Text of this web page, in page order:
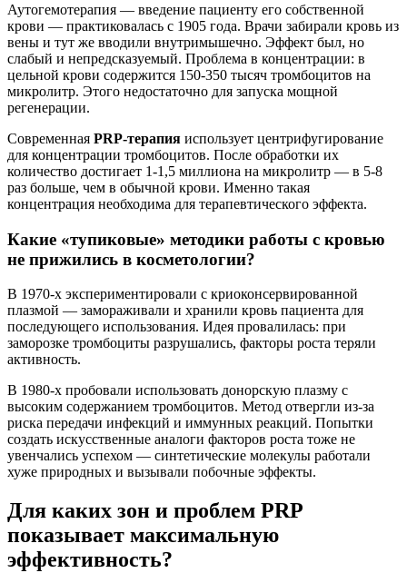
Аутогемотерапия — введение пациенту его собственной
крови — практиковалась с 1905 года. Врачи забирали кровь из
вены и тут же вводили внутримышечно. Эффект был, но
слабый и непредсказуемый. Проблема в концентрации: в
цельной крови содержится 150-350 тысяч тромбоцитов на
микролитр. Этого недостаточно для запуска мощной
регенерации.
Современная PRP-терапия использует центрифугирование
для концентрации тромбоцитов. После обработки их
количество достигает 1-1,5 миллиона на микролитр — в 5-8
раз больше, чем в обычной крови. Именно такая
концентрация необходима для терапевтического эффекта.
Какие «тупиковые» методики работы с кровью
не прижились в косметологии?
В 1970-х экспериментировали с криоконсервированной
плазмой — замораживали и хранили кровь пациента для
последующего использования. Идея провалилась: при
заморозке тромбоциты разрушались, факторы роста теряли
активность.
В 1980-х пробовали использовать донорскую плазму с
высоким содержанием тромбоцитов. Метод отвергли из-за
риска передачи инфекций и иммунных реакций. Попытки
создать искусственные аналоги факторов роста тоже не
увенчались успехом — синтетические молекулы работали
хуже природных и вызывали побочные эффекты.
Для каких зон и проблем PRP
показывает максимальную
эффективность?